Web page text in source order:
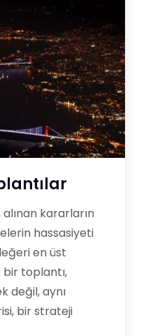
alınan kararların
hassasiyeti
en üst
bir toplantı,
değil, aynı
bir strateji